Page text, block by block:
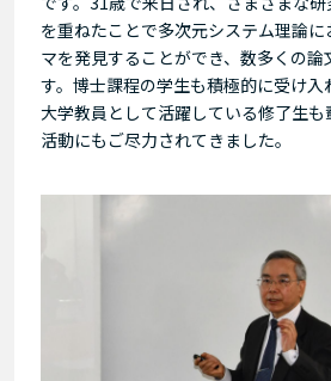
を重ねたことで多次元システム理論
マを発見することができ、数多くの論
す。博士課程の学生も積極的に受け入
大学教員として活躍している修了生
活動にもご尽力されてきました。